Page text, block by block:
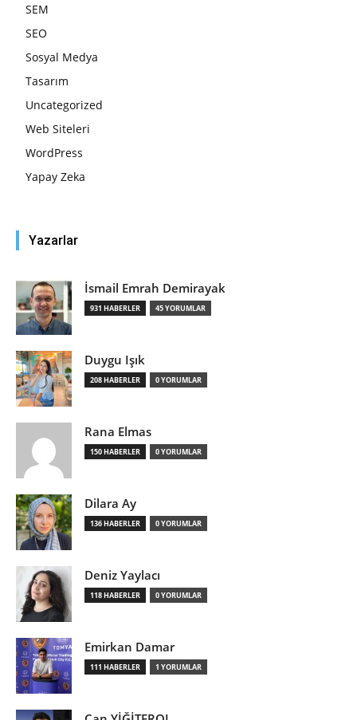
SEM
SEO
Sosyal Medya
Tasarım
Uncategorized
Web Siteleri
WordPress
Yapay Zeka
Yazarlar
İsmail Emrah Demirayak
931 HABERLER 45 YORUMLAR
Duygu Işık
208 HABERLER 0 YORUMLAR
Rana Elmas
150 HABERLER 0 YORUMLAR
Dilara Ay
136 HABERLER 0 YORUMLAR
Deniz Yaylacı
118 HABERLER 0 YORUMLAR
Emirkan Damar
111 HABERLER 1 YORUMLAR